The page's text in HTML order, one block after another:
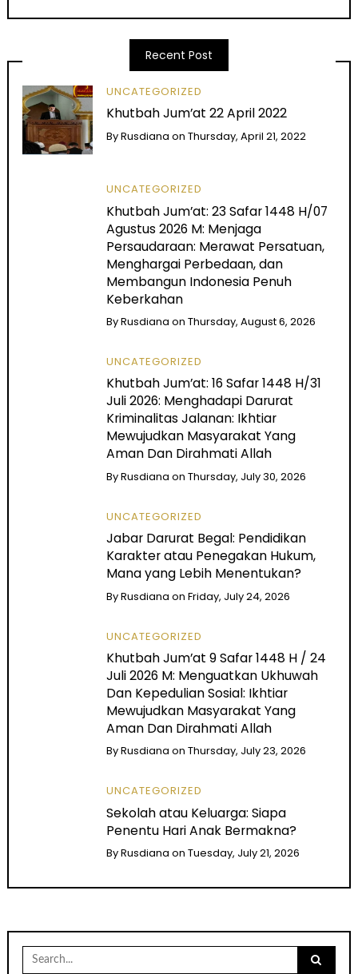
Recent Post
UNCATEGORIZED
Khutbah Jum’at 22 April 2022
ByRusdiana onThursday, April 21, 2022
UNCATEGORIZED
Khutbah Jum’at: 23 Safar 1448 H/07
Agustus 2026 M: Menjaga
Persaudaraan: Merawat Persatuan,
Menghargai Perbedaan, dan
Membangun Indonesia Penuh
Keberkahan
ByRusdiana onThursday, August 6, 2026
UNCATEGORIZED
Khutbah Jum’at: 16 Safar 1448 H/31
Juli 2026: Menghadapi Darurat
Kriminalitas Jalanan: Ikhtiar
Mewujudkan Masyarakat Yang
Aman Dan Dirahmati Allah
ByRusdiana onThursday, July 30, 2026
UNCATEGORIZED
Jabar Darurat Begal: Pendidikan
Karakter atau Penegakan Hukum,
Mana yang Lebih Menentukan?
ByRusdiana onFriday, July 24, 2026
UNCATEGORIZED
Khutbah Jum’at 9 Safar 1448 H / 24
Juli 2026 M: Menguatkan Ukhuwah
Dan Kepedulian Sosial: Ikhtiar
Mewujudkan Masyarakat Yang
Aman Dan Dirahmati Allah
ByRusdiana onThursday, July 23, 2026
UNCATEGORIZED
Sekolah atau Keluarga: Siapa
Penentu Hari Anak Bermakna?
ByRusdiana onTuesday, July 21, 2026
Search
for: